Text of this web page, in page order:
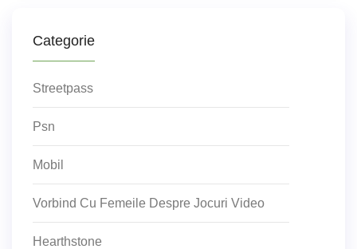
Categorie
Streetpass
Psn
Mobil
Vorbind Cu Femeile Despre Jocuri Video
Hearthstone